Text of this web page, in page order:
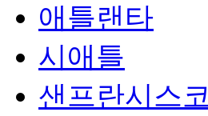
애틀랜타
시애틀
샌프란시스코